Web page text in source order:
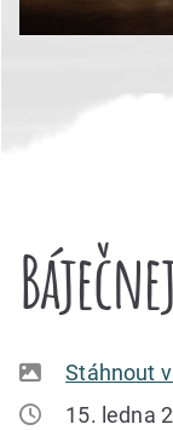
Stáhnout
15. ledna